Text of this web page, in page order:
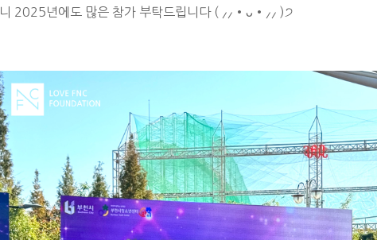
니 2025년에도 많은 참가 부탁드립니다 ( ⸝⸝•ᴗ•⸝⸝ )੭